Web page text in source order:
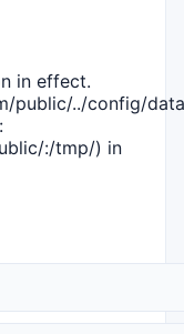
in effect.
public/../config/
:/tmp/) in